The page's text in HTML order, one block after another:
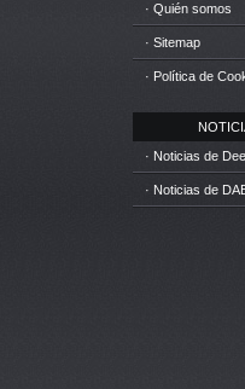
· Quién somos
· Sitemap
· Política de
· Noticias de
· Noticias de